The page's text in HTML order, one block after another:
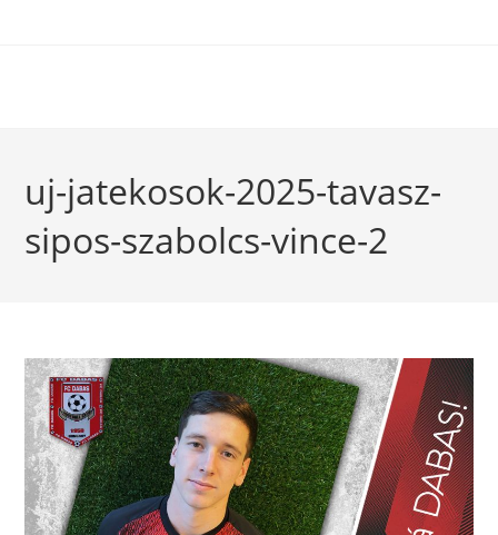
uj-jatekosok-2025-tavasz-
sipos-szabolcs-vince-2